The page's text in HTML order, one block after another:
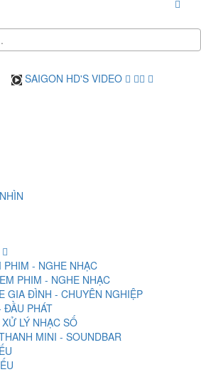
SAIGON HD'S VIDEO
PHIM - NGHE NHẠC
PHIM - NGHE NHẠC
GIA ĐÌNH - CHUYÊN NGHIỆP
ĐẦU PHÁT
LÝ NHẠC SỐ
MINI - SOUNDBAR